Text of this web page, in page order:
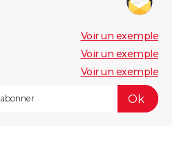
Voir un exemple
Voir un exemple
Voir un exemple